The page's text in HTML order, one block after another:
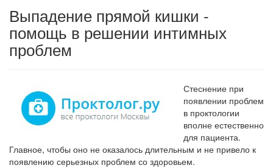
россиян в два раза
Глава Минздрава РФ
Вероника Скворцова
работников в
ближайшие годы. Она
заявила об этом на
встрече с журналистами ведущих...
Местная анестезия развивает кардиотоксичность
Выпадение прямой кишки -
помощь в решении интимных
проблем
Стеснение при
появлении проблем
в проктологии
вполне естественно
для пациента.
Главное, чтобы оно не оказалось длительным и не привело к
появлению серьезных проблем со здоровьем.